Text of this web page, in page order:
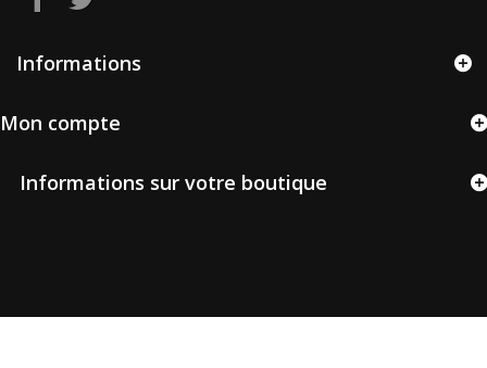
Informations
Mon compte
Informations sur votre boutique